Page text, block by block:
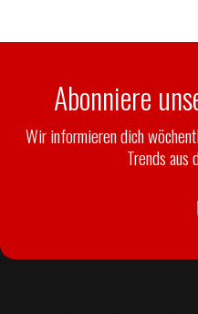
Abonniere
Wir informieren dich
Trends aus